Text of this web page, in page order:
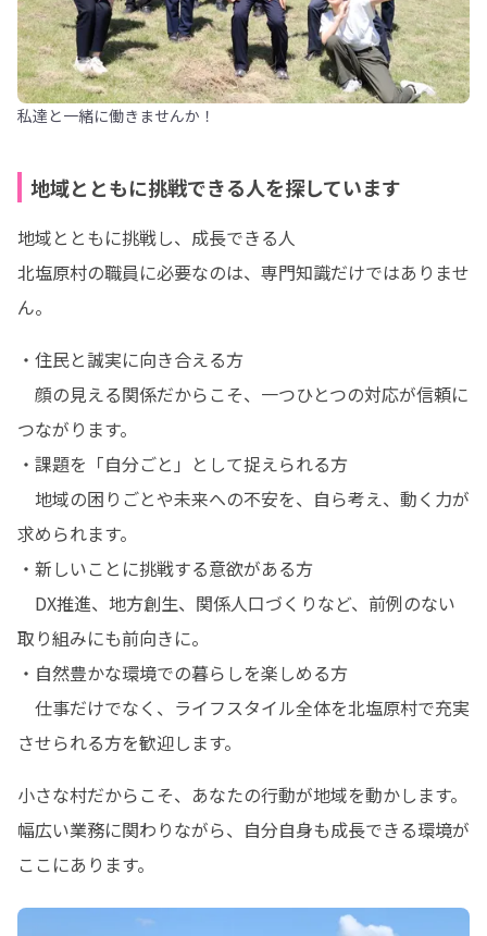
私達と一緒に働きませんか！
地域とともに挑戦できる人を探しています
地域とともに挑戦し、成長できる人
北塩原村の職員に必要なのは、専門知識だけではありませ
ん。
・住民と誠実に向き合える方
顔の見える関係だからこそ、一つひとつの対応が信頼に
つながります。
・課題を「自分ごと」として捉えられる方
地域の困りごとや未来への不安を、自ら考え、動く力が
求められます。
・新しいことに挑戦する意欲がある方
DX推進、地方創生、関係人口づくりなど、前例のない
取り組みにも前向きに。
・自然豊かな環境での暮らしを楽しめる方
仕事だけでなく、ライフスタイル全体を北塩原村で充実
させられる方を歓迎します。
小さな村だからこそ、あなたの行動が地域を動かします。
幅広い業務に関わりながら、自分自身も成長できる環境が
ここにあります。